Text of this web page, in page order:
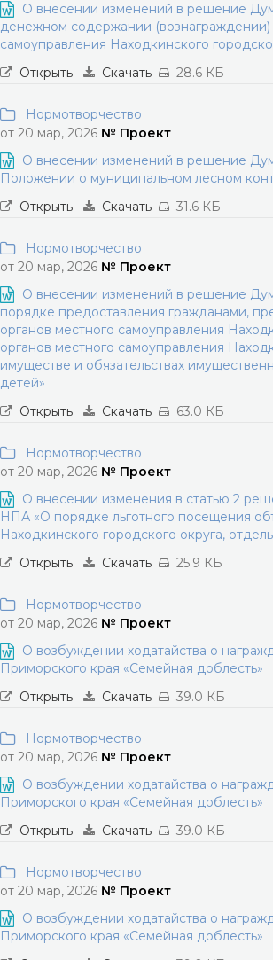
О внесении изменений в решение
денежном содержании
самоуправления Находкинского
Открыть
Скачать 28.6 КБ
Нормотворчество
от 20 мар, 2026 № Проект
О внесении изменений в решение
Положении о муниципальном лесном
Открыть
Скачать 31.6 КБ
Нормотворчество
от 20 мар, 2026 № Проект
О внесении изменений в решение
порядке предоставления гражданами,
органов местного самоуправления
органов местного самоуправления
имуществе и обязательствах
детей»
Открыть
Скачать 63.0 КБ
Нормотворчество
от 20 мар, 2026 № Проект
О внесении изменения в статью 2
НПА «О порядке льготного посещения
Находкинского городского округа,
Открыть
Скачать 25.9 КБ
Нормотворчество
от 20 мар, 2026 № Проект
О возбуждении ходатайства о
Приморского края «Семейная доблесть»
Открыть
Скачать 39.0 КБ
Нормотворчество
от 20 мар, 2026 № Проект
О возбуждении ходатайства о
Приморского края «Семейная доблесть»
Открыть
Скачать 39.0 КБ
Нормотворчество
от 20 мар, 2026 № Проект
О возбуждении ходатайства о
Приморского края «Семейная доблесть»